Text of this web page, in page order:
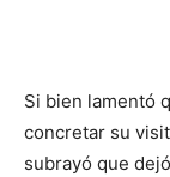
Si bien lamentó
concretar su
subrayó que